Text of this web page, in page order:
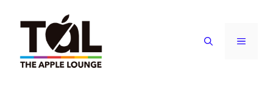
contenuto
MENU